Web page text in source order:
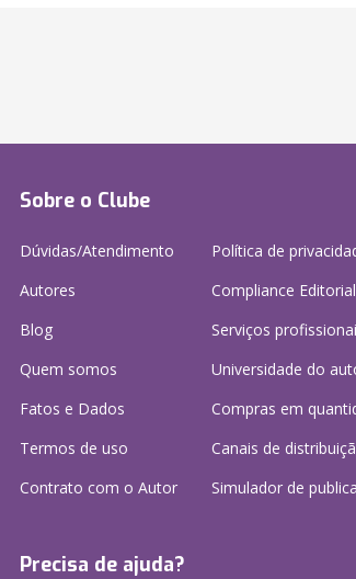
Sobre o Clube
Dúvidas/Atendimento
Autores
Blog
Quem somos
Fatos e Dados
Termos de uso
Contrato com o Autor
Política de
Compliance Editorial
Serviços
Universidade do
Compras em
Canais de
Simulador de
Precisa de ajuda?